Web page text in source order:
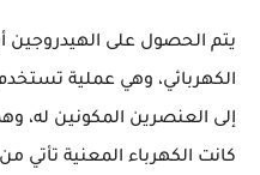
يتم الحصول على الهيدروجين
الكهربائي، وهي عملية
إلى العنصرين المكونين له،
كانت الكهرباء المعنية تأتي